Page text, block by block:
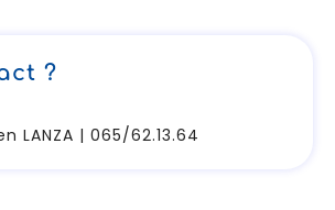
?
LANZA | 065/62.13.64